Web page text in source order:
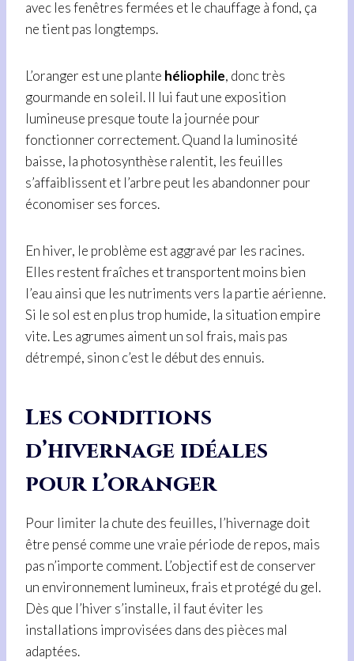
avec les fenêtres fermées et le chauffage à fond, ça
ne tient pas longtemps.
L’oranger est une plante héliophile, donc très
gourmande en soleil. Il lui faut une exposition
lumineuse presque toute la journée pour
fonctionner correctement. Quand la luminosité
baisse, la photosynthèse ralentit, les feuilles
s’affaiblissent et l’arbre peut les abandonner pour
économiser ses forces.
En hiver, le problème est aggravé par les racines.
Elles restent fraîches et transportent moins bien
l’eau ainsi que les nutriments vers la partie aérienne.
Si le sol est en plus trop humide, la situation empire
vite. Les agrumes aiment un sol frais, mais pas
détrempé, sinon c’est le début des ennuis.
Les conditions
d’hivernage idéales
pour l’oranger
Pour limiter la chute des feuilles, l’hivernage doit
être pensé comme une vraie période de repos, mais
pas n’importe comment. L’objectif est de conserver
un environnement lumineux, frais et protégé du gel.
Dès que l’hiver s’installe, il faut éviter les
installations improvisées dans des pièces mal
adaptées.